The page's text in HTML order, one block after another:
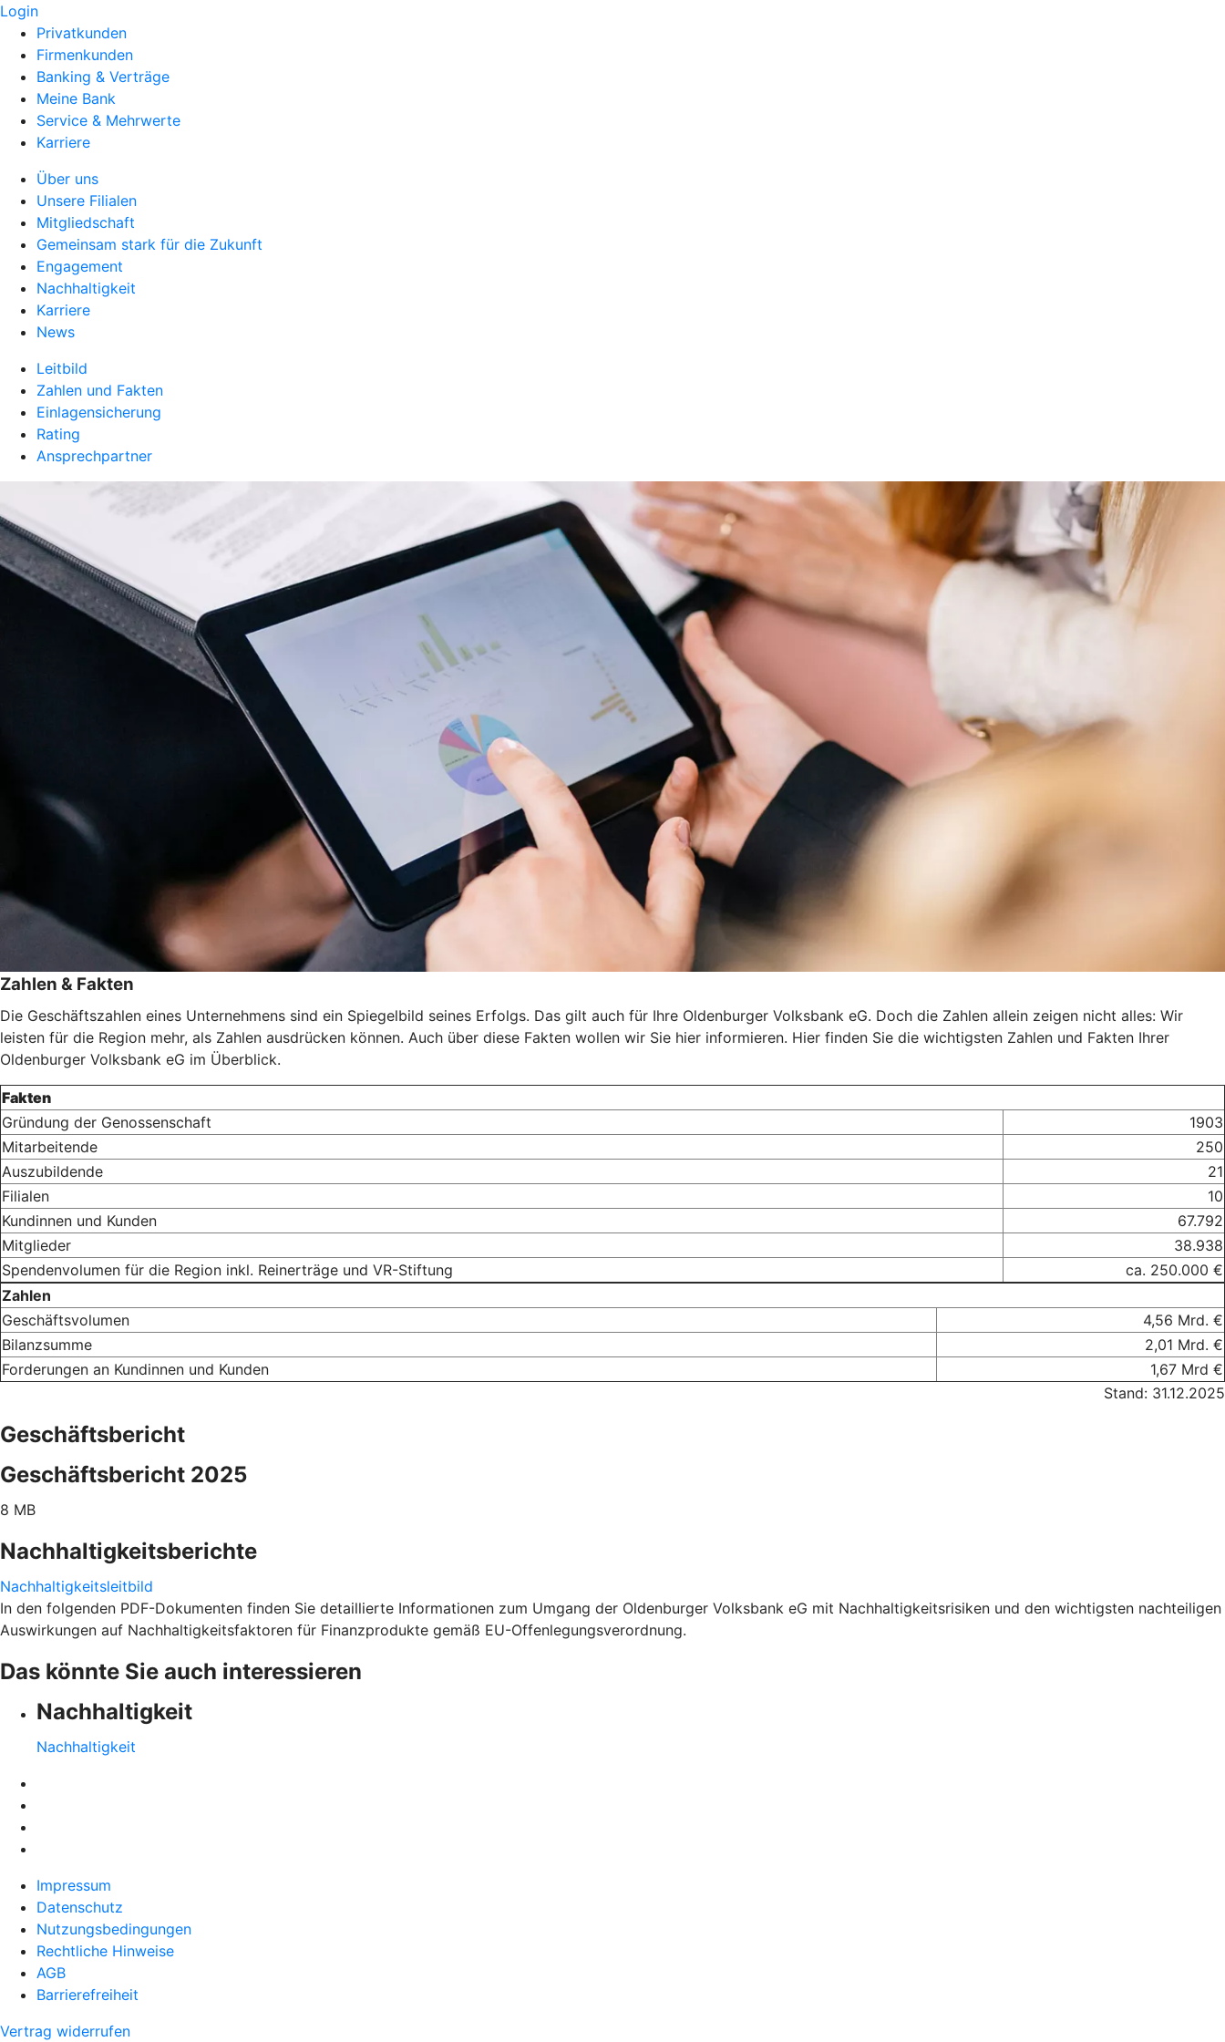
Login
Privatkunden
Firmenkunden
Banking & Verträge
Meine Bank
Service & Mehrwerte
Karriere
Über uns
Unsere Filialen
Mitgliedschaft
Gemeinsam stark für die Zukunft
Engagement
Nachhaltigkeit
Karriere
News
Leitbild
Zahlen und Fakten
Einlagensicherung
Rating
Ansprechpartner
Zahlen & Fakten
Die Geschäftszahlen eines Unternehmens sind ein Spiegelbild seines Erfolgs. Das gilt auch für Ihre Oldenburger Volksbank eG. Doch die Zahlen allein zeigen nicht alles: Wir
leisten für die Region mehr, als Zahlen ausdrücken können. Auch über diese Fakten wollen wir Sie hier informieren. Hier finden Sie die wichtigsten Zahlen und Fakten Ihrer
Oldenburger Volksbank eG im Überblick.
Fakten
Gründung der Genossenschaft
1903
Mitarbeitende
250
Auszubildende
21
Filialen
10
Kundinnen und Kunden
67.792
Mitglieder
38.938
Spendenvolumen für die Region inkl. Reinerträge und VR-Stiftung
ca. 250.000 €
Zahlen
Geschäftsvolumen
4,56 Mrd. €
Bilanzsumme
2,01 Mrd. €
Forderungen an Kundinnen und Kunden
1,67 Mrd €
Stand: 31.12.2025
Geschäftsbericht
Geschäftsbericht 2025
8 MB
Nachhaltigkeitsberichte
Nachhaltigkeitsleitbild
In den folgenden PDF-Dokumenten finden Sie detaillierte Informationen zum Umgang der Oldenburger Volksbank eG mit Nachhaltigkeitsrisiken und den wichtigsten nachteiligen
Auswirkungen auf Nachhaltigkeitsfaktoren für Finanzprodukte gemäß EU-Offenlegungsverordnung.
Das könnte Sie auch interessieren
Nachhaltigkeit
Nachhaltigkeit
Impressum
Datenschutz
Nutzungsbedingungen
Rechtliche Hinweise
AGB
Barrierefreiheit
Vertrag widerrufen